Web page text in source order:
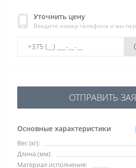
Уточнить цену
Введите номер телефона и мы
Основные характеристики
Вес (кг):
Длина (мм):
Материал исполнения:
ОТПРАВИТЬ